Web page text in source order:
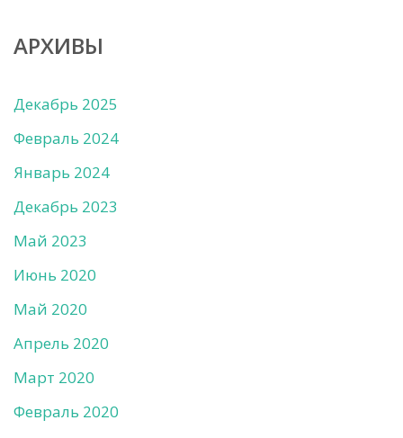
АРХИВЫ
Декабрь 2025
Февраль 2024
Январь 2024
Декабрь 2023
Май 2023
Июнь 2020
Май 2020
Апрель 2020
Март 2020
Февраль 2020